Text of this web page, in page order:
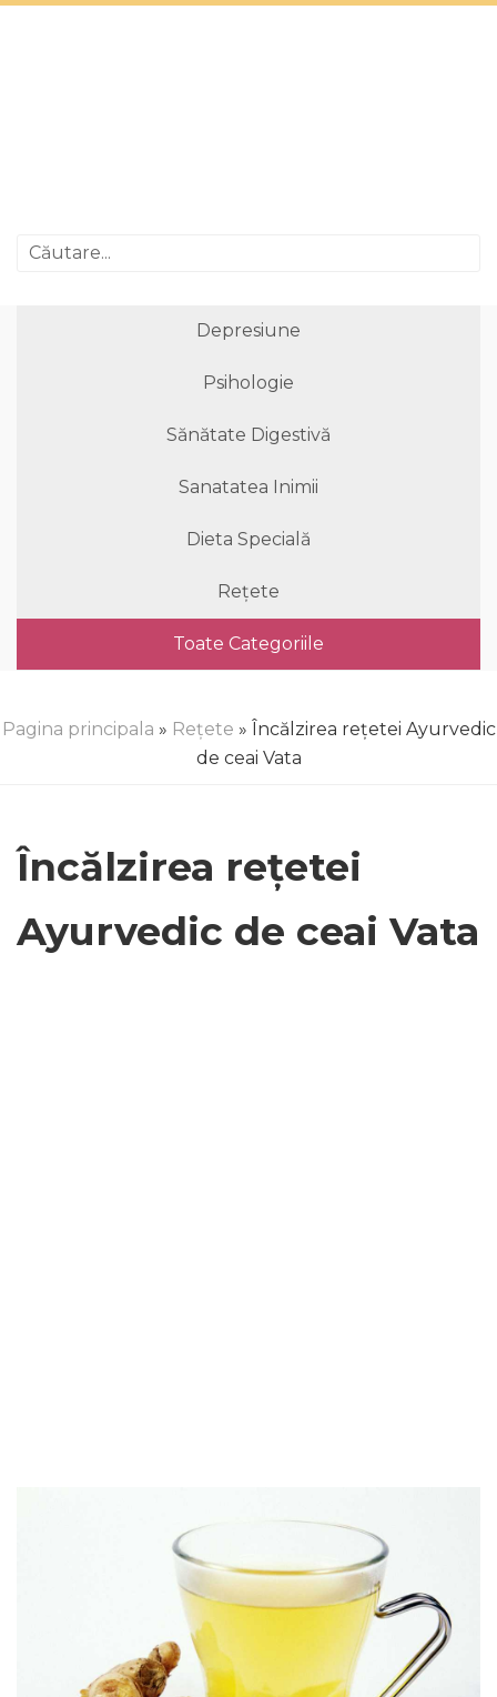
Depresiune
Psihologie
Sănătate Digestivă
Sanatatea Inimii
Dieta Specială
Rețete
Toate Categoriile
Pagina principala » Rețete » Încălzirea rețetei Ayurvedic
de ceai Vata
Încălzirea rețetei
Ayurvedic de ceai Vata